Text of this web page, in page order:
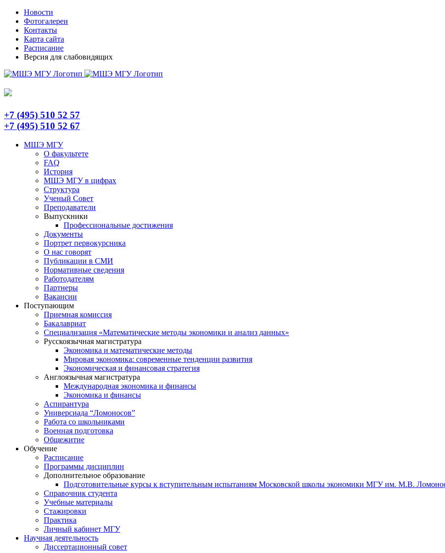
Skip
content
TelegramНовости
Фотогалереи
Контакты
Карта сайта
Расписание
Версия для слабовидящих
+7 (495) 510 52 57
+7 (495) 510 52 67
МШЭ МГУ
О факультете
FAQ
История
МШЭ МГУ в цифрах
Структура
Ученый Совет
Преподаватели
Выпускники
Профессиональные достижения
Документы
Портрет первокурсника
О нас говорят
Публикации в СМИ
Нормативные сведения
Работодателям
Партнеры
Вакансии
Поступающим
Приемная комиссия
Бакалавриат
Специализация «Математические методы экономики и анализ данных»
Русскоязычная магистратура
Экономика и математические методы
Мировая экономика: современные тенденции развития
Экономическая и финансовая стратегия
Англоязычная магистратура
Международная экономика и финансы
Экономика и финансы
Аспирантура
Универсиада “Ломоносов”
Работа со школьниками
Военная подготовка
Общежитие
Обучение
Расписание
Программы дисциплин
Дополнительное образование
Подготовительные курсы к вступительным испытаниям Московской школы экономики МГУ им. М.В.
Справочник студента
Учебные материалы
Стажировки
Практика
Личный кабинет МГУ
Научная деятельность
Диссертационный совет